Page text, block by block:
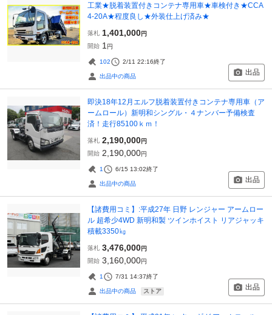
工業★脱着装置付きコンテナ専用車★車検付き★CCA
4-20A★程度良し★外装仕上げ済み★
落札 1,401,000円
開始 1 円
102 2/11 22:16終了
出品中の商品 出品
即決18年12月エルフ脱着装置付きコンテナ専用車（ア
ームロール）新明和シングル・４ナンバー予備検査
済！走行85100ｋｍ！
落札 2,190,000円
開始 2,190,000円
1 6/15 13:02終了
出品中の商品 出品
【諸費用コミ】:平成27年 日野 レンジャー アームロー
ル 超希少4WD 新明和製 ツインホイスト リアジャッキ
積載3350㎏
落札 3,476,000円
開始 3,160,000円
1 7/31 14:37終了
出品中の商品 ストア 出品